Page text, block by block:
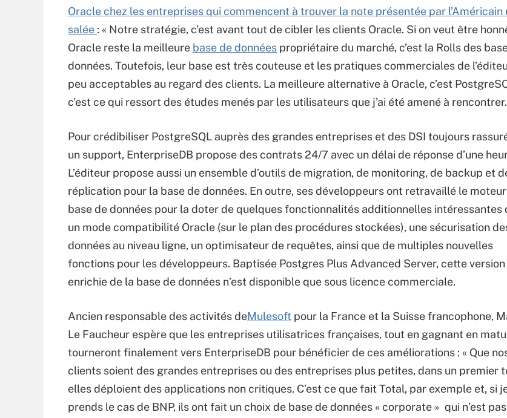
Oracle chez les entreprises qui commencent à trouver la note présentée par l’Américain
salée : « Notre stratégie, c’est avant tout de cibler les clients Oracle. Si on veut être
Oracle reste la meilleure base de données propriétaire du marché, c’est la Rolls des
données. Toutefois, leur base est très couteuse et les pratiques commerciales de
peu acceptables au regard des clients. La meilleure alternative à Oracle, c’est
c’est ce qui ressort des études menés par les utilisateurs que j’ai été amené à
Pour crédibiliser PostgreSQL auprès des grandes entreprises et des DSI toujours
un support, EnterpriseDB propose des contrats 24/7 avec un délai de réponse d’une
L’éditeur propose aussi un ensemble d’outils de migration, de monitoring, de backup et
réplication pour la base de données. En outre, ses développeurs ont retravaillé le
base de données pour la doter de quelques fonctionnalités additionnelles intéressantes
un mode compatibilité Oracle (sur le plan des procédures stockées), une sécurisation
données au niveau ligne, un optimisateur de requêtes, ainsi que de multiples nouvelles
fonctions pour les développeurs. Baptisée Postgres Plus Advanced Server, cette version
enrichie de la base de données n’est disponible que sous licence commerciale.
Ancien responsable des activités deMulesoft pour la France et la Suisse francophone,
Le Faucheur espère que les entreprises utilisatrices françaises, tout en gagnant en
tourneront finalement vers EnterpriseDB pour bénéficier de ces améliorations : « Que
clients soient des grandes entreprises ou des entreprises plus petites, dans un premier
elles déploient des applications non critiques. C’est ce que fait Total, par exemple et, si
prends le cas de BNP, ils ont fait un choix de base de données « corporate » qui n’est pas